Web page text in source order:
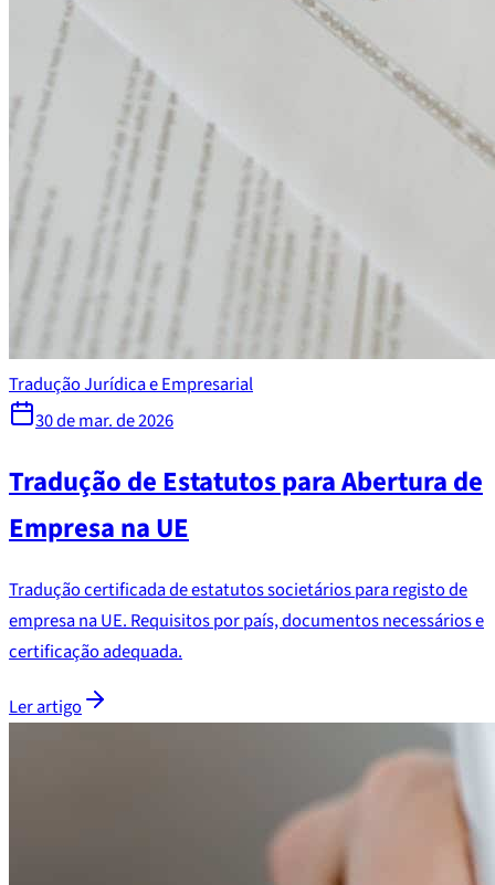
Tradução Jurídica e Empresarial
30 de mar. de 2026
Tradução de Estatutos para Abertura de
Empresa na UE
Tradução certificada de estatutos societários para registo de
empresa na UE. Requisitos por país, documentos necessários e
certificação adequada.
Ler artigo